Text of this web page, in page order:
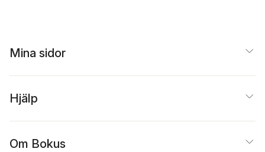
Mina sidor
Hjälp
Om Bokus